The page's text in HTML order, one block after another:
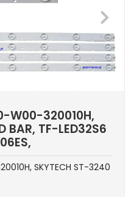
W00-320010H,
BAR, TF-LED32S6
SKYTECH ST-3240